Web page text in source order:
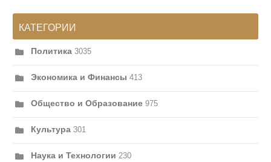
КАТЕГОРИИ
Политика 3035
Экономика и Финансы 413
Общество и Образование 975
Культура 301
Наука и Технологии 230